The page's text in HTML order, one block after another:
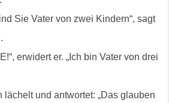
Sie Vater von zwei Kindern“, sagt
erwidert er. „Ich bin Vater von drei
lächelt und antwortet: „Das glauben